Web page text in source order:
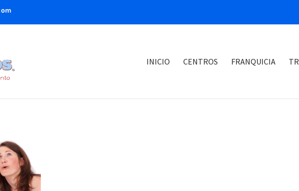
INICIO CENTROS FRANQUICIA